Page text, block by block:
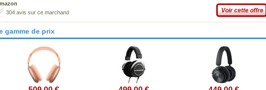
304 avis sur ce marchand
Voir cette offre
gamme de prix